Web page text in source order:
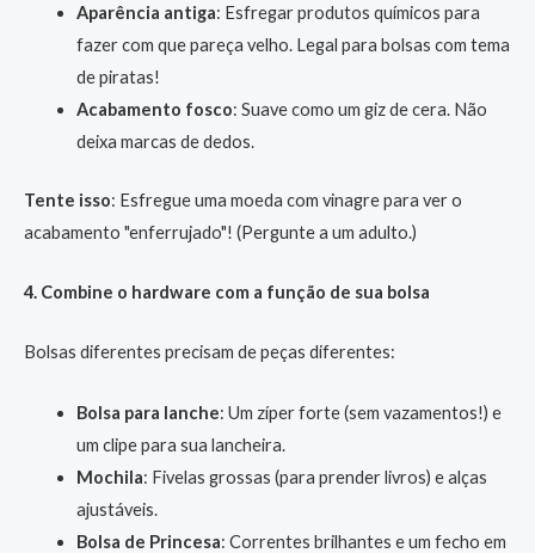
Aparência antiga: Esfregar produtos químicos para
fazer com que pareça velho. Legal para bolsas com tema
de piratas!
Acabamento fosco: Suave como um giz de cera. Não
deixa marcas de dedos.
Tente isso: Esfregue uma moeda com vinagre para ver o
acabamento "enferrujado"! (Pergunte a um adulto.)
4. Combine o hardware com a função de sua bolsa
Bolsas diferentes precisam de peças diferentes:
Bolsa para lanche: Um zíper forte (sem vazamentos!) e
um clipe para sua lancheira.
Mochila: Fivelas grossas (para prender livros) e alças
ajustáveis.
Bolsa de Princesa: Correntes brilhantes e um fecho em